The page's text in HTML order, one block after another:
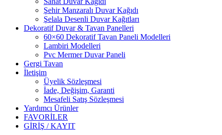
Şehir Manzaralı Duvar Kağıdı
Şelala Desenli Duvar Kağıtları
Dekoratif Duvar & Tavan Panelleri
60×60 Dekoratif Tavan Paneli Modelleri
Lambiri Modelleri
Pvc Mermer Duvar Paneli
Gergi Tavan
İletişim
Üyelik Sözleşmesi
İade, Değişim, Garanti
Mesafeli Satış Sözleşmesi
Yardımcı Ürünler
FAVORİLER
GİRİŞ / KAYIT